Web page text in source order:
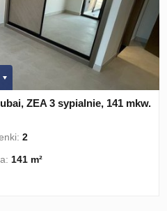
ZEA 3 sypialnie, 141 mkw.
2
141 m²